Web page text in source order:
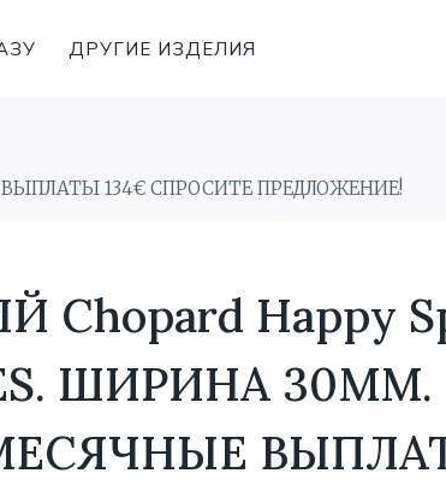
ДРУГИЕ ИЗДЕЛИЯ
134€ СПРОСИТЕ ПРЕДЛОЖЕНИЕ!
Chopard Happy
ШИРИНА 30MM.